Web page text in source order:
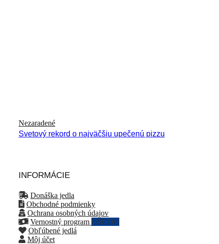
Nezaradené
Svetový rekord o najväčšiu upečenú pizzu
INFORMÁCIE
Donáška jedla
Obchodné podmienky
Ochrana osobných údajov
Vernostný program UŠETRI
Obľúbené jedlá
Môj účet